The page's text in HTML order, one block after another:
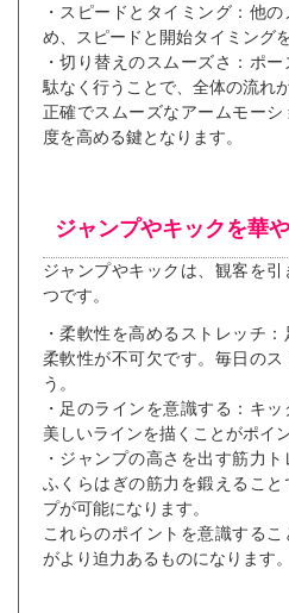
・スピードとタイミング：他
め、スピードと開始タイミング
・切り替えのスムーズさ：ポ
駄なく行うことで、全体の流れ
正確でスムーズなアームモー
度を高める鍵となります。
ジャンプやキックを華
ジャンプやキックは、観客を
つです。
・柔軟性を高めるストレッチ
柔軟性が不可欠です。毎日の
う。
・足のラインを意識する：キ
美しいラインを描くことがポイ
・ジャンプの高さを出す筋力
ふくらはぎの筋力を鍛えるこ
プが可能になります。
これらのポイントを意識する
がより迫力あるものになります。